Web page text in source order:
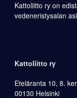
Kattoliitto ry on
vedeneristysalan
Kattoliitto ry
Eteläranta 10, 8.
00130 Helsinki